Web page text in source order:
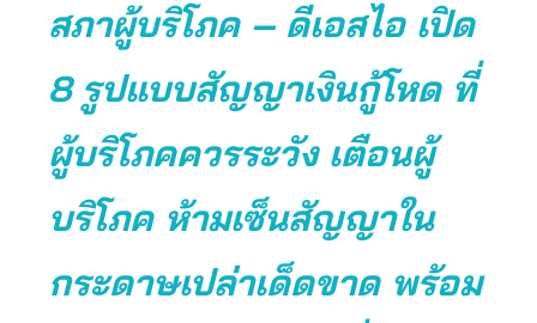
สภาผู้บริโภค – ดีเอสไอ เปิด
8 รูปแบบสัญญาเงินกู้โหด ที่
ผู้บริโภคควรระวัง เตือนผู้
บริโภค ห้ามเซ็นสัญญาใน
กระดาษเปล่าเด็ดขาด พร้อม